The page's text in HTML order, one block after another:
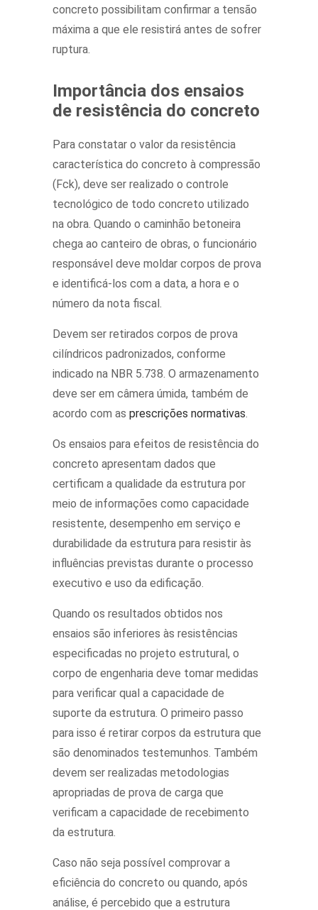
concreto possibilitam confirmar a tensão
máxima a que ele resistirá antes de sofrer
ruptura.
Importância dos ensaios
de resistência do concreto
Para constatar o valor da resistência
característica do concreto à compressão
(Fck), deve ser realizado o controle
tecnológico de todo concreto utilizado
na obra. Quando o caminhão betoneira
chega ao canteiro de obras, o funcionário
responsável deve moldar corpos de prova
e identificá-los com a data, a hora e o
número da nota fiscal.
Devem ser retirados corpos de prova
cilíndricos padronizados, conforme
indicado na NBR 5.738. O armazenamento
deve ser em câmera úmida, também de
acordo com as prescrições normativas.
Os ensaios para efeitos de resistência do
concreto apresentam dados que
certificam a qualidade da estrutura por
meio de informações como capacidade
resistente, desempenho em serviço e
durabilidade da estrutura para resistir às
influências previstas durante o processo
executivo e uso da edificação.
Quando os resultados obtidos nos
ensaios são inferiores às resistências
especificadas no projeto estrutural, o
corpo de engenharia deve tomar medidas
para verificar qual a capacidade de
suporte da estrutura. O primeiro passo
para isso é retirar corpos da estrutura que
são denominados testemunhos. Também
devem ser realizadas metodologias
apropriadas de prova de carga que
verificam a capacidade de recebimento
da estrutura.
Caso não seja possível comprovar a
eficiência do concreto ou quando, após
análise, é percebido que a estrutura